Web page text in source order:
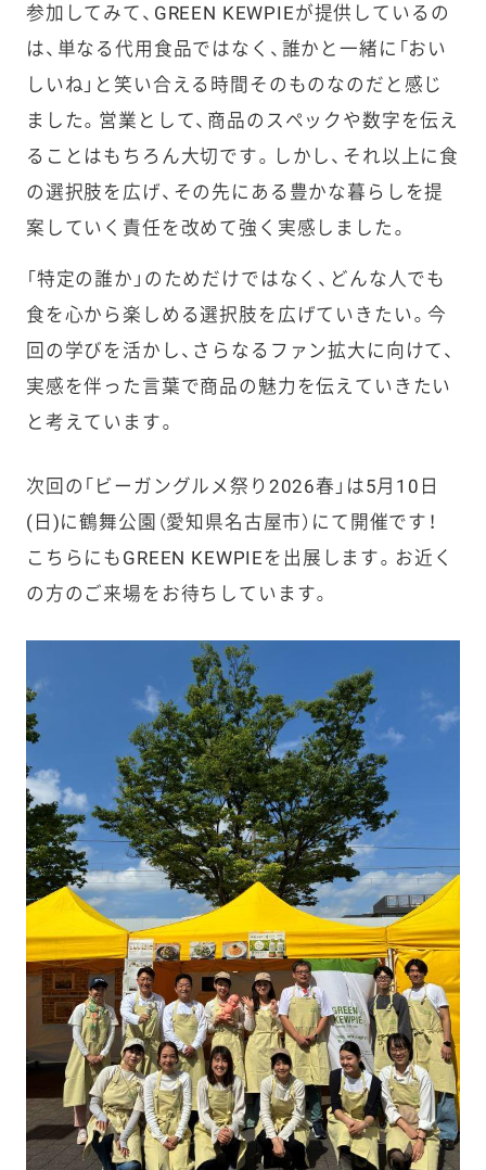
参加してみて、GREEN KEWPIEが提供しているの
は、単なる代用食品ではなく、誰かと一緒に「おい
しいね」と笑い合える時間そのものなのだと感じ
ました。営業として、商品のスペックや数字を伝え
ることはもちろん大切です。しかし、それ以上に食
の選択肢を広げ、その先にある豊かな暮らしを提
案していく責任を改めて強く実感しました。
「特定の誰か」のためだけではなく、どんな人でも
食を心から楽しめる選択肢を広げていきたい。今
回の学びを活かし、さらなるファン拡大に向けて、
実感を伴った言葉で商品の魅力を伝えていきたい
と考えています。
次回の「ビーガングルメ祭り2026春」は5月10日
(日)に鶴舞公園（愛知県名古屋市）にて開催です！
こちらにもGREEN KEWPIEを出展します。お近く
の方のご来場をお待ちしています。